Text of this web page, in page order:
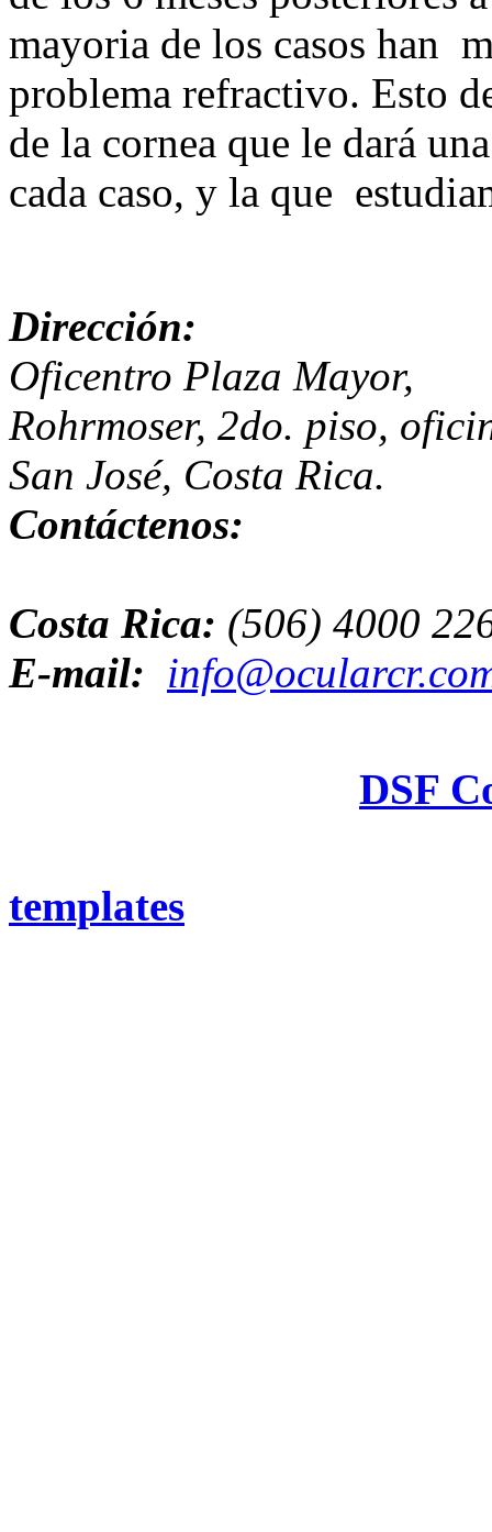
mayoria de los casos han
problema refractivo. Esto
de la cornea que le dará
cada caso, y la que
Dirección:
Oficentro Plaza Mayor,
Rohrmoser, 2do. piso,
San José, Costa Rica.
Contáctenos:
Costa Rica: (506) 4000
E-mail:
DSF
templates